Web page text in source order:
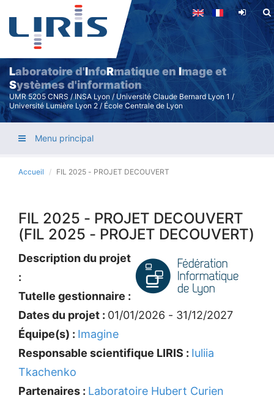
Aller
contenu
principal
Laboratoire d'InfoRmatique enImage et
Systèmes d'information
UMR 5205 CNRS / INSA Lyon / Université Claude Bernard Lyon 1 /
Université Lumière Lyon 2 / École Centrale de Lyon
Menu principal
Accueil FIL 2025 - PROJET DECOUVERT
FIL 2025 - PROJET DECOUVERT
(FIL 2025 - PROJET DECOUVERT)
Description du projet
:
Tutelle gestionnaire :
Dates du projet : 01/01/2026 - 31/12/2027
Équipe(s) : Imagine
Responsable scientifique LIRIS : Iuliia
Tkachenko
Partenaires : Laboratoire Hubert Curien